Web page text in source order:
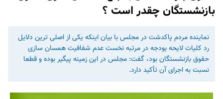
بازنشستگان چقدر است ؟
نماینده مردم پاکدشت در مجلس با بیان اینکه یکی از اصلی ترین دلایل
رد کلیات لایحه بودجه در مرتبه نخست عدم شفافیت همسان سازی
حقوق بازنشستگان بود، گفت: مجلس در این زمینه پیگیر بوده و قطعا
نسبت به اجرای آن تأکید دارد.